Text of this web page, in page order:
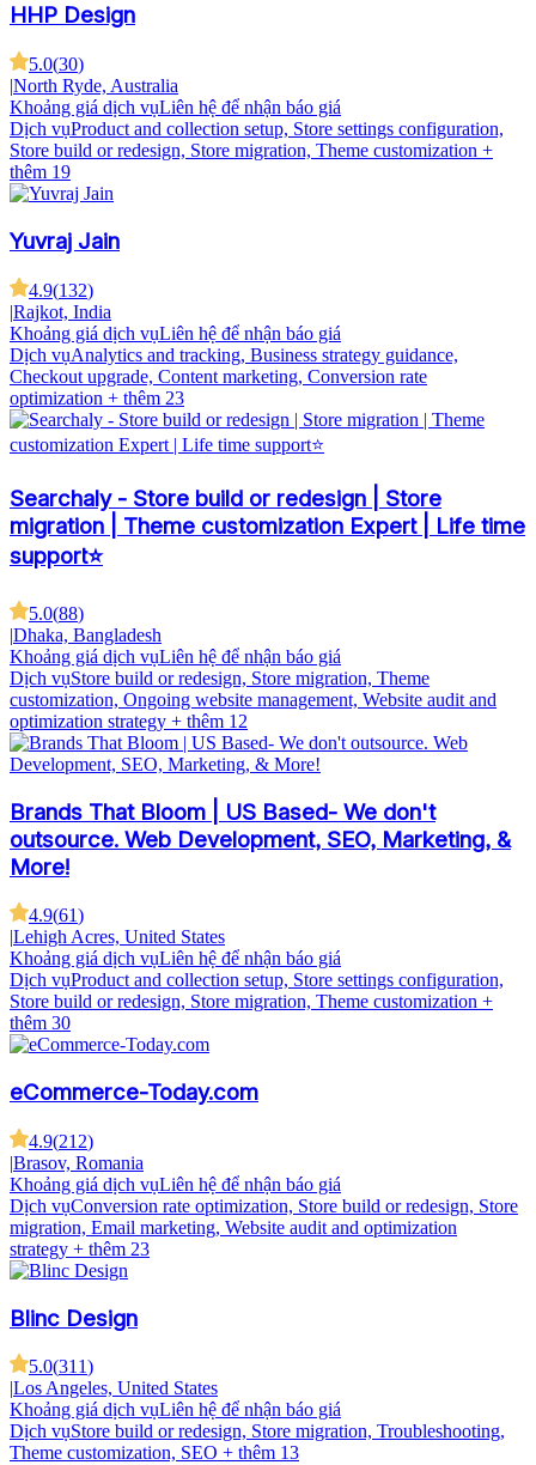
HHP Design
5.0(30)
|North Ryde, Australia
Khoảng giá dịch vụLiên hệ để nhận báo giá
Dịch vụProduct and collection setup, Store settings configuration,
Store build or redesign, Store migration, Theme customization +
thêm 19
Yuvraj Jain
4.9(132)
|Rajkot, India
Khoảng giá dịch vụLiên hệ để nhận báo giá
Dịch vụAnalytics and tracking, Business strategy guidance,
Checkout upgrade, Content marketing, Conversion rate
optimization + thêm 23
Searchaly - Store build or redesign | Store
migration | Theme customization Expert | Life time
support⭐
5.0(88)
|Dhaka, Bangladesh
Khoảng giá dịch vụLiên hệ để nhận báo giá
Dịch vụStore build or redesign, Store migration, Theme
customization, Ongoing website management, Website audit and
optimization strategy + thêm 12
Brands That Bloom | US Based- We don't
outsource. Web Development, SEO, Marketing, &
More!
4.9(61)
|Lehigh Acres, United States
Khoảng giá dịch vụLiên hệ để nhận báo giá
Dịch vụProduct and collection setup, Store settings configuration,
Store build or redesign, Store migration, Theme customization +
thêm 30
eCommerce-Today.com
4.9(212)
|Brasov, Romania
Khoảng giá dịch vụLiên hệ để nhận báo giá
Dịch vụConversion rate optimization, Store build or redesign, Store
migration, Email marketing, Website audit and optimization
strategy + thêm 23
Blinc Design
5.0(311)
|Los Angeles, United States
Khoảng giá dịch vụLiên hệ để nhận báo giá
Dịch vụStore build or redesign, Store migration, Troubleshooting,
Theme customization, SEO + thêm 13